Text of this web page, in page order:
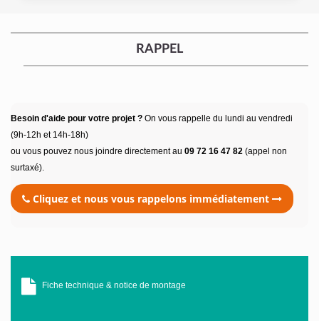
RAPPEL
Besoin d'aide pour votre projet ? On vous rappelle du lundi au vendredi
(9h-12h et 14h-18h)
ou vous pouvez nous joindre directement au 09 72 16 47 82 (appel non
surtaxé).
Cliquez et nous vous rappelons immédiatement
Fiche technique & notice de montage